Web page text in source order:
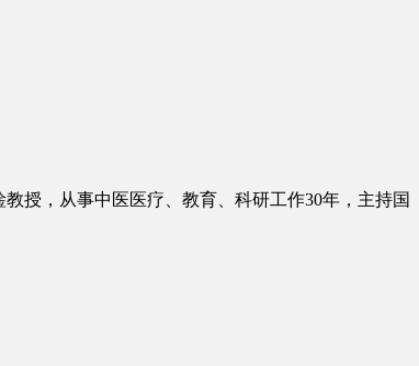
授，从事中医医疗、教育、科研工作30年，主持国